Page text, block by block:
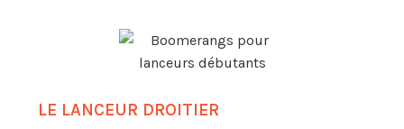
LE LANCEUR DROITIER